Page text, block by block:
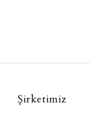
Şirketimiz